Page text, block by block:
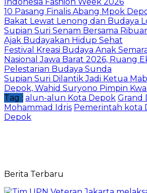
10 Pasang Finalis Abang Mpok
Bakat Lewat Lenong dan Budaya
Supian Suri Senam Bersama
Ajak Budayakan Hidup Sehat
Festival Kreasi Budaya Anak
Nasional Jawa Barat 2026, Ruang
Pelestarian Budaya Sunda
Supian Suri Dilantik Jadi Ketua
Depok, Wahid Suryono Pimpin
Tag : alun-alun Kota Depok Grand
Mohammad Idris Pemerintah kota
Depok
Berita Terbaru